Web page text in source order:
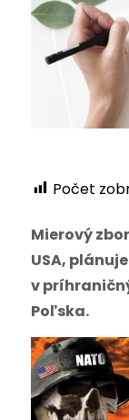
Počet
Mierový
USA,
v
Poľska.